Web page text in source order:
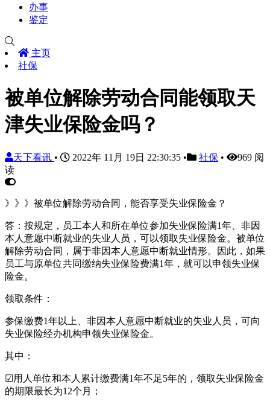
办事
鉴定
主页
社保
被单位解除劳动合同能领取天
津失业保险金吗？
天下看讯 • 2022年 11月 19日 22:30:35 • 社保 •
969 阅
读
》》》被单位解除劳动合同，能否享受失业保险金？
答：按规定，员工本人和所在单位参加失业保险满1年、非因
本人意愿中断就业的失业人员，可以领取失业保险金。被单位
解除劳动合同，属于非因本人意愿中断就业情形。因此，如果
员工与原单位共同缴纳失业保险费满1年，就可以申领失业保
险金。
领取条件：
参保缴费1年以上、非因本人意愿中断就业的失业人员，可向
失业保险经办机构申领失业保险金。
其中：
☑用人单位和本人累计缴费满1年不足5年的，领取失业保险金
的期限最长为12个月；